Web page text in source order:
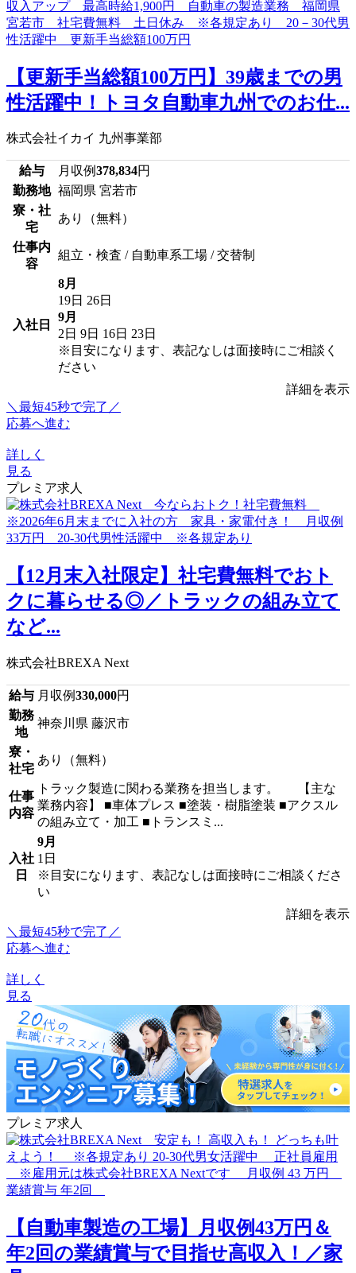
【更新手当総額100万円】39歳までの男
性活躍中！トヨタ自動車九州でのお仕...
株式会社イカイ 九州事業部
給与 月収例378,834円
勤務地 福岡県 宮若市
寮・社
宅
あり（無料）
仕事内
容
組立・検査 / 自動車系工場 / 交替制
入社日
8月
19日 26日
9月
2日 9日 16日 23日
※目安になります、表記なしは面接時にご相談く
ださい
詳細を表示
＼最短45秒で完了／
応募へ進む
詳しく
見る
プレミア求人
【12月末入社限定】社宅費無料でおト
クに暮らせる◎／トラックの組み立て
など...
株式会社BREXA Next
給与 月収例330,000円
勤務
地
神奈川県 藤沢市
寮・
社宅
あり（無料）
仕事
内容
トラック製造に関わる業務を担当します。 【主な
業務内容】 ■車体プレス ■塗装・樹脂塗装 ■アクスル
の組み立て・加工 ■トランスミ...
入社
日
9月
1日
※目安になります、表記なしは面接時にご相談くださ
い
詳細を表示
＼最短45秒で完了／
応募へ進む
詳しく
見る
プレミア求人
【自動車製造の工場】月収例43万円＆
年2回の業績賞与で目指せ高収入！／家